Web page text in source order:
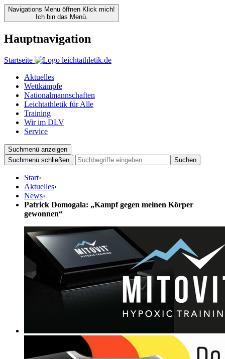
Navigations Menu öffnen Klick mich!
Ich bin das Menü.
Hauptnavigation
Startseite
Aktuelles
Wettkämpfe
Nationalmannschaften
Leichtathletik für Alle
Training
Wir im DLV
Service
Suchmenü anzeigen
Suchmenü schließen
Suchen
Start›
Aktuelles›
News›
Patrick Domogala: „Kampf gegen meinen Körper
gewonnen“